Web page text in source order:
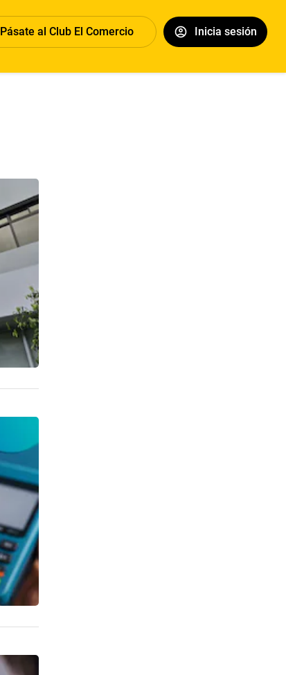
Pásate al Club El Comercio Inicia sesión